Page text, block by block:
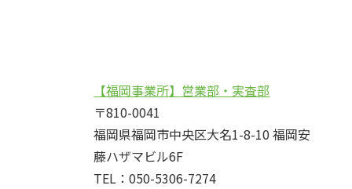
【福岡事業所】営業部・実査部
〒810-0041
福岡県福岡市中央区大名1-8-10 福岡安
藤ハザマビル6F
TEL：050-5306-7274